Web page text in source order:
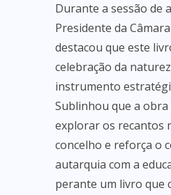
Durante a sessão de
Presidente da
destacou que este
celebração da
instrumento
Sublinhou que a
explorar os recantos
concelho e reforça o
autarquia com a
perante um livro que